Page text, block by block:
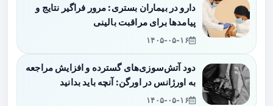
دارو در بیماران بستری: مرور فراگیر نتایج و
پیامدها برای مراقبت بالینی
۱۴۰۵-۰۵-۱۶
دود آتش‌سوزی‌های گسترده و افزایش مراجعه
به اورژانس در اورگن: آنچه باید بدانید
۱۴۰۵-۰۵-۱۶